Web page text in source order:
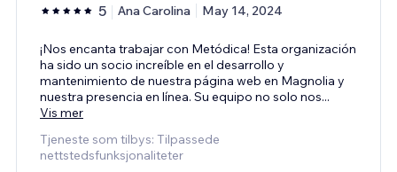
5 Ana Carolina May 14, 2024
¡Nos encanta trabajar con Metódica! Esta organización
ha sido un socio increíble en el desarrollo y
mantenimiento de nuestra página web en Magnolia y
nuestra presencia en línea. Su equipo no solo nos...
Vis mer
Tjeneste som tilbys: Tilpassede
nettstedsfunksjonaliteter